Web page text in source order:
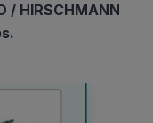
/ HIRSCHMANN